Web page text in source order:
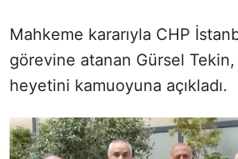
Mahkeme kararıyla CHP
görevine atanan Gürsel
heyetini kamuoyuna açıkladı.